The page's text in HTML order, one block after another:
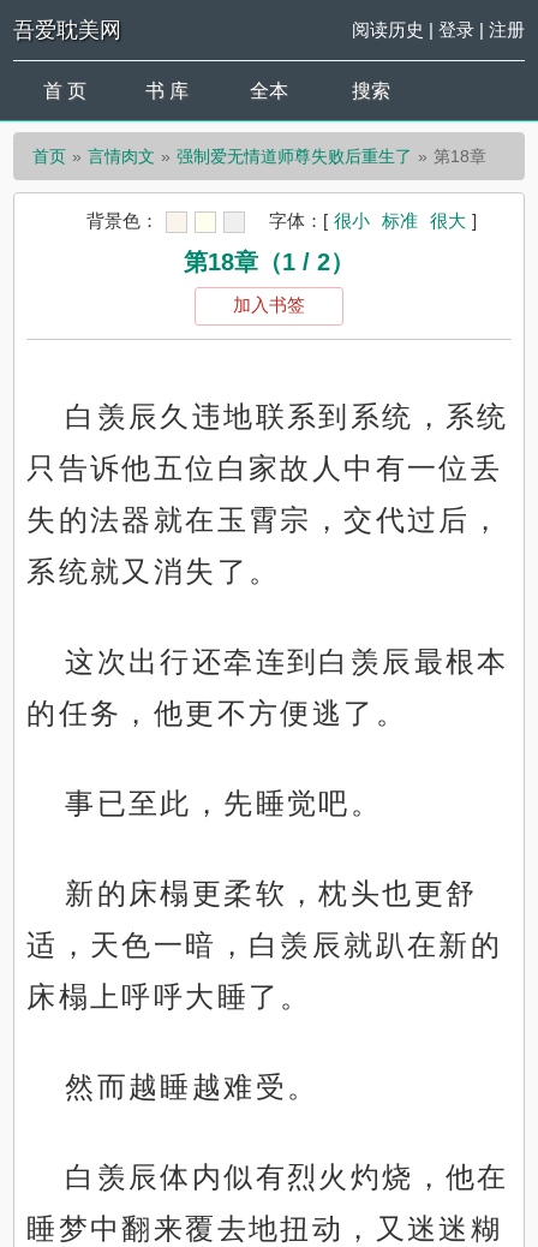
吾爱耽美网 阅读历史 | 登录| 注册
首 页 书 库 全本 搜索
首页 言情肉文 强制爱无情道师尊失败后重生了 第18章
背景色： 字体： [ 很小 标准 很大 ]
第18章（1 / 2）
加入书签
白羡辰久违地联系到系统，系统
只告诉他五位白家故人中有一位丢
失的法器就在玉霄宗，交代过后，
系统就又消失了。
这次出行还牵连到白羡辰最根本
的任务，他更不方便逃了。
事已至此，先睡觉吧。
新的床榻更柔软，枕头也更舒
适，天色一暗，白羡辰就趴在新的
床榻上呼呼大睡了。
然而越睡越难受。
白羡辰体内似有烈火灼烧，他在
睡梦中翻来覆去地扭动，又迷迷糊